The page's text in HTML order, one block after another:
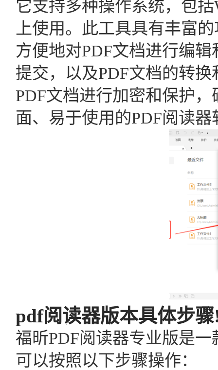
它支持多种操作系统，包
上使用。此工具具有丰富
方便地对PDF文档进行编
提交，以及PDF文档的转
PDF文档进行加密和保护
面、易于使用的PDF阅读
pdf阅读器版本具体步
福昕PDF阅读器专业版是
可以按照以下步骤操作：